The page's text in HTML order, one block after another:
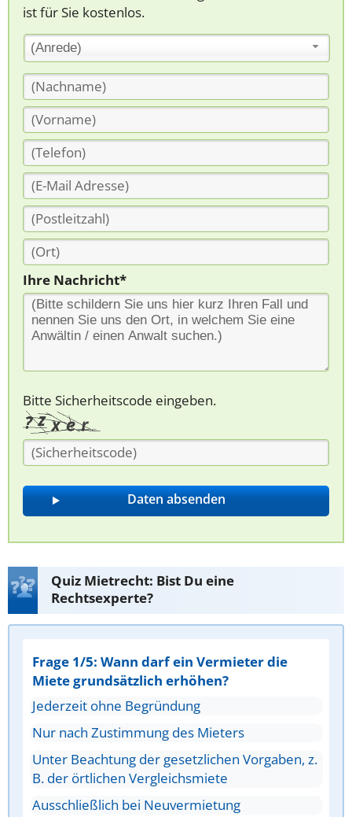
ist für Sie kostenlos.
(Anrede)
Ihre Nachricht*
Bitte Sicherheitscode eingeben.
Quiz Mietrecht: Bist Du eine
Rechtsexperte?
Frage 1/5: Wann darf ein Vermieter die
Miete grundsätzlich erhöhen?
Jederzeit ohne Begründung
Nur nach Zustimmung des Mieters
Unter Beachtung der gesetzlichen Vorgaben, z.
B. der örtlichen Vergleichsmiete
Ausschließlich bei Neuvermietung